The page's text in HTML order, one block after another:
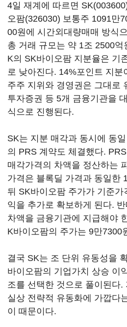
4일 재계에 따르면
오팜(326030) 보통주 1091만
00원에 시간외대량매매 방식
총 거래 규모는 약 1조 2500
K의 SK바이오팜 지분율은 기
로 낮아진다. 14%포인트 지분
주주 지위와 경영권은 그대로
투자증권 등 5개 금융기관을
식으로 진행된다.
SK는 지분 매각과 동시에 동
의 PRS 계약도 체결했다.
매각가격의 차액을 정산하는
가격은 블록딜 가격과 동일한
뒤 SK바이오팜 주가가 기준
익을 추가로 확보하게 된다.
차액을 금융기관에 지급해야
K바이오팜의 주가는 9만7300
결국 SK는 조 단위 유동성을
바이오팜의 기업가치 상승 이
조를 선택한 것으로 풀이된다.
실상 전략적 유동화에 가깝다
이 때문이다.